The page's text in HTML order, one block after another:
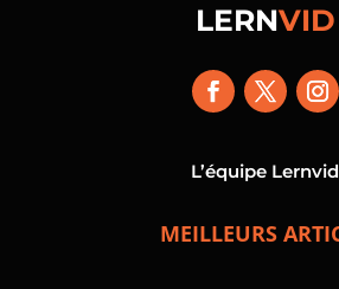
LERNVID
L’équipe Lernvid
MEILLEURS